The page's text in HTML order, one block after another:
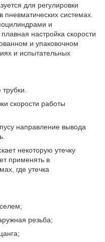
для регулировки
пневматических системах.
и
настройка скорости
и упаковочном
и испытательных
скорости работы
направление вывода
некоторую утечку
применять в
где утечка
резьба;